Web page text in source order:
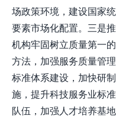
场政策环境，建设国家
要素市场化配置。三是
机构牢固树立质量第一
方法，加强服务质量管
标准体系建设，加快研
施，提升科技服务业标
队伍，加强人才培养基